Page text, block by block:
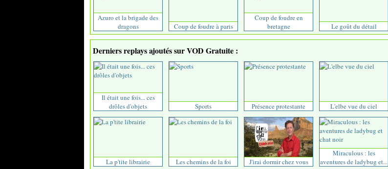
Azuro et la brigade des
dragons
Coup de foudre à paris
Coup de foudre en
bretagne
Le goût du détail
Derniers replays ajoutés sur VOD Gratuite :
Il était une fois... ces
drôles d'objets
Sports Présence protestante L'elbe vue du ciel
La p'tite librairie Les chemins de la foi J'irai dormir chez vous
Miraculous : les
aventures de ladybug et...